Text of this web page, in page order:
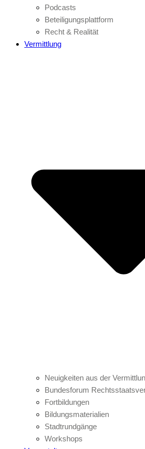
Podcasts
Beteiligungsplattform
Recht & Realität
Vermittlung
Neuigkeiten aus der
Bundesforum
Fortbildungen
Bildungsmaterialien
Stadtrundgänge
Workshops